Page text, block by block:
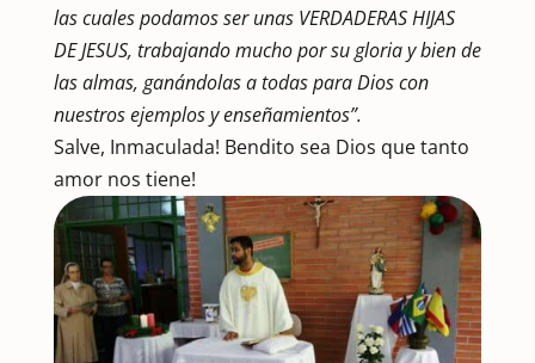
las cuales podamos ser unas VERDADERAS HIJAS
DE JESUS, trabajando mucho por su gloria y bien de
las almas, ganándolas a todas para Dios con
nuestros ejemplos y enseñamientos”.
Salve, Inmaculada! Bendito sea Dios que tanto
amor nos tiene!